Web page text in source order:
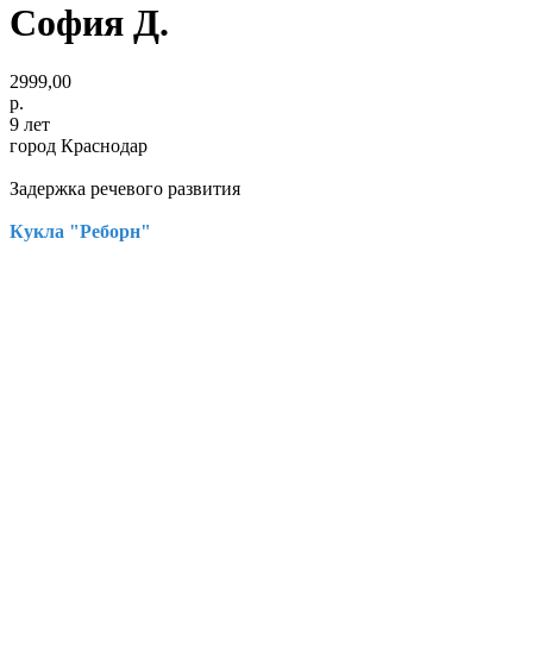
София Д.
2999,00
р.
9 лет
город Краснодар
Задержка речевого развития
Кукла "Реборн"